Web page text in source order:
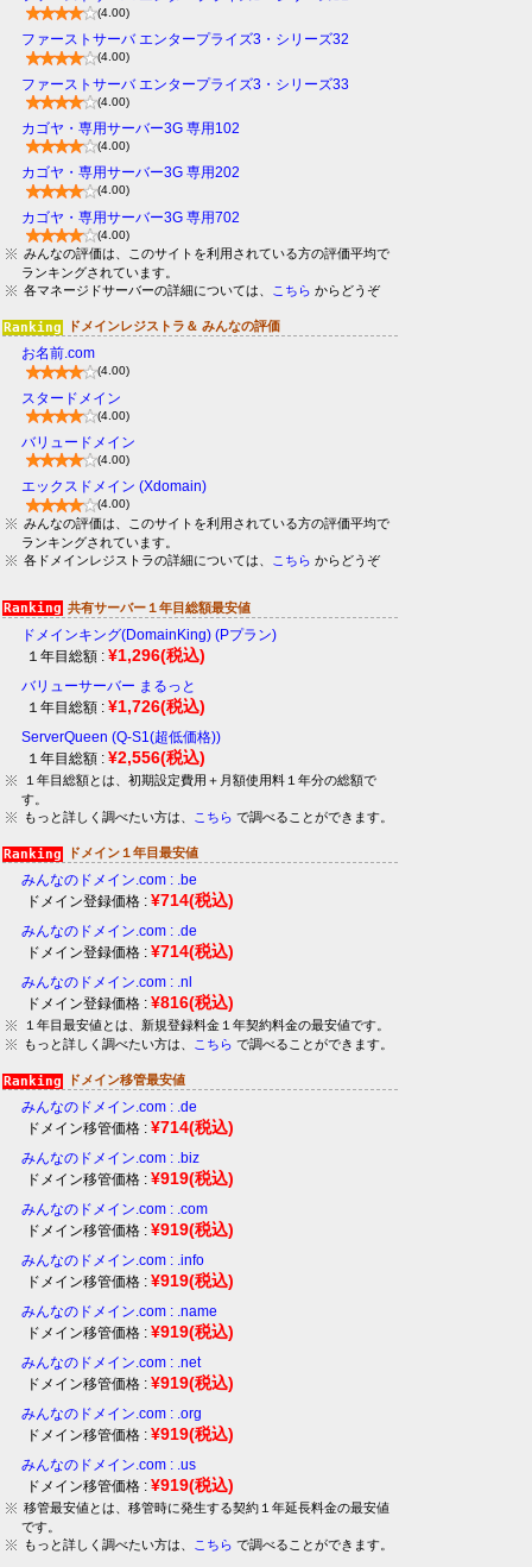
(4.00)
ファーストサーバ エンタープライズ3・シリーズ32
(4.00)
ファーストサーバ エンタープライズ3・シリーズ33
(4.00)
カゴヤ・専用サーバー3G 専用102
(4.00)
カゴヤ・専用サーバー3G 専用202
(4.00)
カゴヤ・専用サーバー3G 専用702
(4.00)
みんなの評価は、このサイトを利用されている方の評価平均で
ランキングされています。
各マネージドサーバーの詳細については、
こちら からどうぞ
ドメインレジストラ＆ みんなの評価
お名前.com
(4.00)
スタードメイン
(4.00)
バリュードメイン
(4.00)
エックスドメイン (Xdomain)
(4.00)
みんなの評価は、このサイトを利用されている方の評価平均で
ランキングされています。
各ドメインレジストラの詳細については、
こちら からどうぞ
共有サーバー１年目総額最安値
ドメインキング(DomainKing) (Pプラン)
１年目総額 : ¥1,296(税込)
バリューサーバー まるっと
１年目総額 : ¥1,726(税込)
ServerQueen (Q-S1(超低価格))
１年目総額 : ¥2,556(税込)
１年目総額とは、初期設定費用＋月額使用料１年分の総額で
す。
もっと詳しく調べたい方は、
こちら で調べることができます。
ドメイン１年目最安値
みんなのドメイン.com : .be
ドメイン登録価格 : ¥714(税込)
みんなのドメイン.com : .de
ドメイン登録価格 : ¥714(税込)
みんなのドメイン.com : .nl
ドメイン登録価格 : ¥816(税込)
１年目最安値とは、新規登録料金１年契約料金の最安値です。
もっと詳しく調べたい方は、
こちら で調べることができます。
ドメイン移管最安値
みんなのドメイン.com : .de
ドメイン移管価格 : ¥714(税込)
みんなのドメイン.com : .biz
ドメイン移管価格 : ¥919(税込)
みんなのドメイン.com : .com
ドメイン移管価格 : ¥919(税込)
みんなのドメイン.com : .info
ドメイン移管価格 : ¥919(税込)
みんなのドメイン.com : .name
ドメイン移管価格 : ¥919(税込)
みんなのドメイン.com : .net
ドメイン移管価格 : ¥919(税込)
みんなのドメイン.com : .org
ドメイン移管価格 : ¥919(税込)
みんなのドメイン.com : .us
ドメイン移管価格 : ¥919(税込)
移管最安値とは、移管時に発生する契約１年延長料金の最安値
です。
もっと詳しく調べたい方は、
こちら で調べることができます。